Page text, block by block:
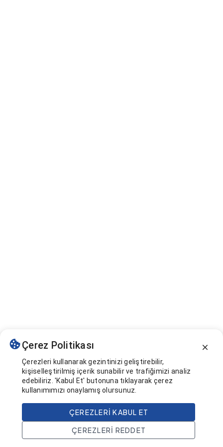
Çerez Politikası
Çerezleri kullanarak gezintinizi geliştirebilir,
kişiselleştirilmiş içerik sunabilir ve trafiğimizi analiz
edebiliriz. 'Kabul Et' butonuna tıklayarak çerez
kullanımımızı onaylamış olursunuz.
ÇEREZLERI KABUL ET
ÇEREZLERI REDDET